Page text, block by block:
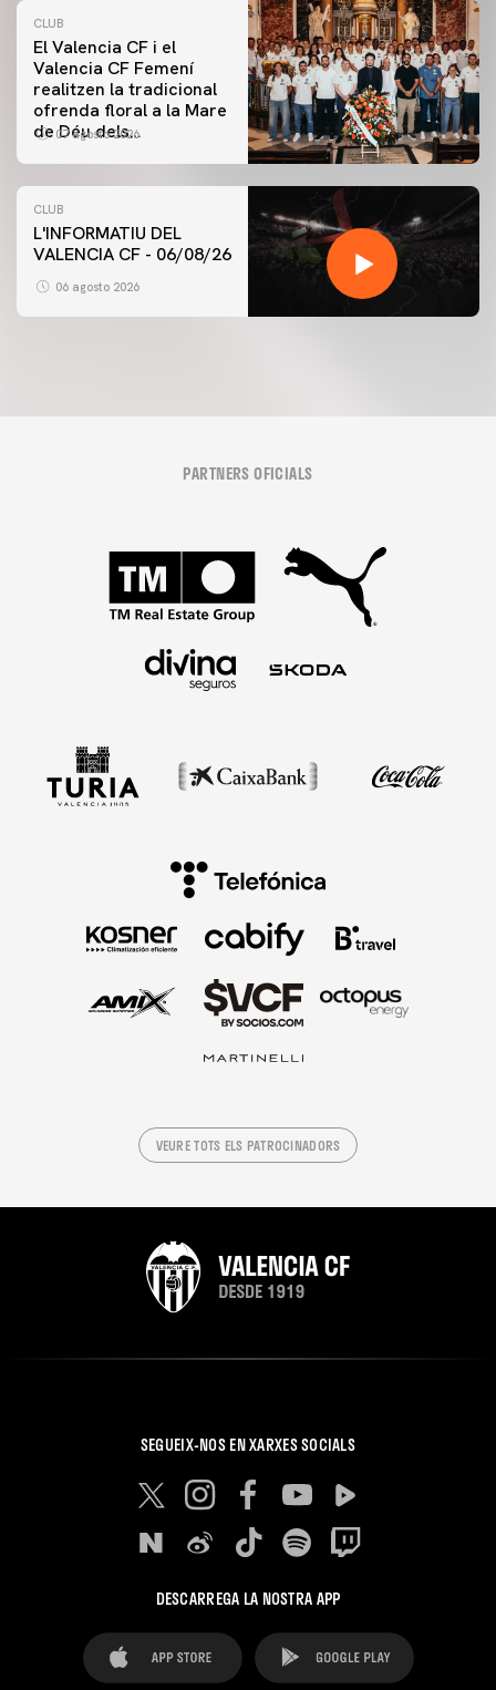
CLUB
El Valencia CF i el
Valencia CF Femení
realitzen la tradicional
ofrenda floral a la Mare
de Déu dels
07 agosto 2026
CLUB
L'INFORMATIU DEL
VALENCIA CF - 06/08/26
06 agosto 2026
PARTNERS OFICIALS
VEURE TOTS ELS PATROCINADORS
SEGUEIX-NOS EN XARXES SOCIALS
DESCARREGA LA NOSTRA APP